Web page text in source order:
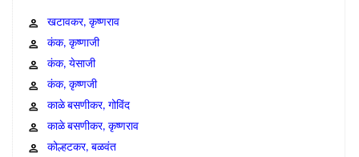
खटावकर, कृष्णराव
कंक, कृष्णाजी
कंक, येसाजी
कंक, कृष्णजी
काळे बसणीकर, गोविंद
काळे बसणीकर, कृष्णराव
कोल्हटकर, बळवंत